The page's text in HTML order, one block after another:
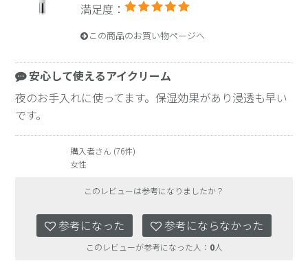
満足度：
この商品のお買い物ページへ
安心して使えるアイクリーム
夜のお手入れに使ってます。保湿効果があり浸透も早い
です。
購入者さん (76件)
女性
このレビューは参考になりましたか？
参考になった 参考にならなかった
このレビューが参考になった人： 0人